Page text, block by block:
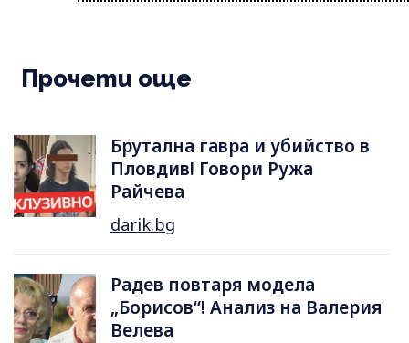
Прочети още
Брутална гавра и убийство в
Пловдив! Говори Ружа
Райчева
darik.bg
Радев повтаря модела
„Борисов“! Анализ на Валерия
Велева